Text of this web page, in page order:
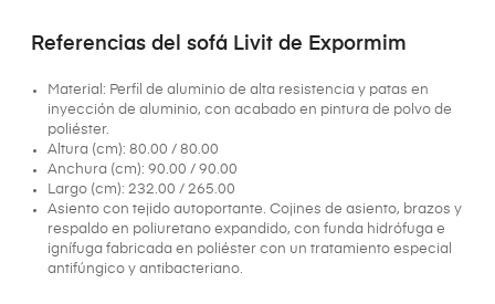
Referencias del sofá Livit de Expormim
Material: Perfil de aluminio de alta resistencia y patas en
inyección de aluminio, con acabado en pintura de polvo de
poliéster.
Altura (cm): 80.00 / 80.00
Anchura (cm): 90.00 / 90.00
Largo (cm): 232.00 / 265.00
Asiento con tejido autoportante. Cojines de asiento, brazos y
respaldo en poliuretano expandido, con funda hidrófuga e
ignífuga fabricada en poliéster con un tratamiento especial
antifúngico y antibacteriano.